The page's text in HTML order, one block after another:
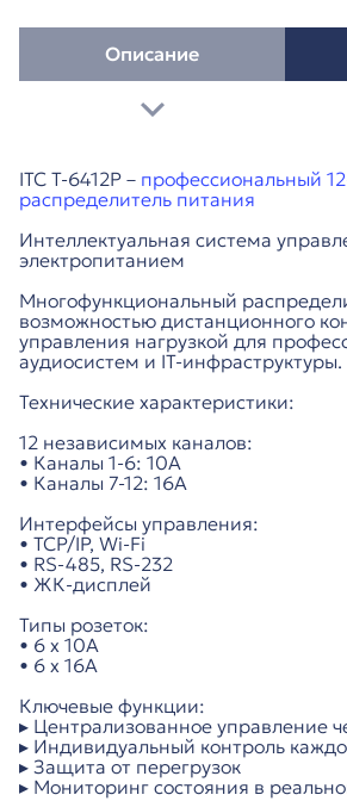
Описание
ITC T-6412P – профессиональный
распределитель питания
Интеллектуальная система
электропитанием
Многофункциональный
возможностью дистанционного
управления нагрузкой для
аудиосистем и IT-инфраструктуры.
Технические характеристики:
12 независимых каналов:
• Каналы 1-6: 10А
• Каналы 7-12: 16А
Интерфейсы управления:
• TCP/IP, Wi-Fi
• RS-485, RS-232
• ЖК-дисплей
Типы розеток:
• 6 х 10А
• 6 х 16А
Ключевые функции:
▸ Централизованное управление
▸ Индивидуальный контроль
▸ Защита от перегрузок
▸ Мониторинг состояния в